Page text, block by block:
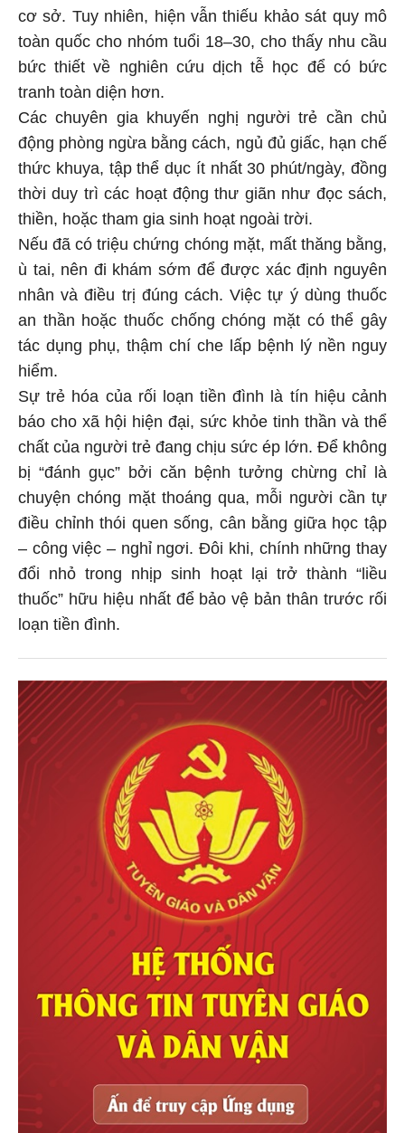
cơ sở. Tuy nhiên, hiện vẫn thiếu khảo sát quy mô
toàn quốc cho nhóm tuổi 18–30, cho thấy nhu cầu
bức thiết về nghiên cứu dịch tễ học để có bức
tranh toàn diện hơn.
Các chuyên gia khuyến nghị người trẻ cần chủ
động phòng ngừa bằng cách, ngủ đủ giấc, hạn chế
thức khuya, tập thể dục ít nhất 30 phút/ngày, đồng
thời duy trì các hoạt động thư giãn như đọc sách,
thiền, hoặc tham gia sinh hoạt ngoài trời.
Nếu đã có triệu chứng chóng mặt, mất thăng bằng,
ù tai, nên đi khám sớm để được xác định nguyên
nhân và điều trị đúng cách. Việc tự ý dùng thuốc
an thần hoặc thuốc chống chóng mặt có thể gây
tác dụng phụ, thậm chí che lấp bệnh lý nền nguy
hiểm.
Sự trẻ hóa của rối loạn tiền đình là tín hiệu cảnh
báo cho xã hội hiện đại, sức khỏe tinh thần và thể
chất của người trẻ đang chịu sức ép lớn. Để không
bị “đánh gục” bởi căn bệnh tưởng chừng chỉ là
chuyện chóng mặt thoáng qua, mỗi người cần tự
điều chỉnh thói quen sống, cân bằng giữa học tập
– công việc – nghỉ ngơi. Đôi khi, chính những thay
đổi nhỏ trong nhịp sinh hoạt lại trở thành “liều
thuốc” hữu hiệu nhất để bảo vệ bản thân trước rối
loạn tiền đình.